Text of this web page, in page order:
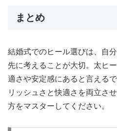
まとめ
結婚式でのヒール選びは、自
先に考えることが大切。太ヒ
適さや安定感にあると言える
リッシュさと快適さを両立さ
方をマスターしてください。